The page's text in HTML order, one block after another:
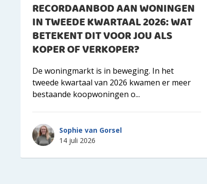
RECORDAANBOD AAN WONINGEN
IN TWEEDE KWARTAAL 2026: WAT
BETEKENT DIT VOOR JOU ALS
KOPER OF VERKOPER?
De woningmarkt is in beweging. In het
tweede kwartaal van 2026 kwamen er meer
bestaande koopwoningen o...
Sophie van Gorsel
14 juli 2026